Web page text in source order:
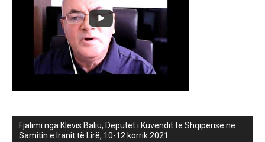
Fjalimi nga Klevis Baliu, Deputet i Kuvendit të Shqipërisë në
Samitin e Iranit të Lirë, 10-12 korrik 2021